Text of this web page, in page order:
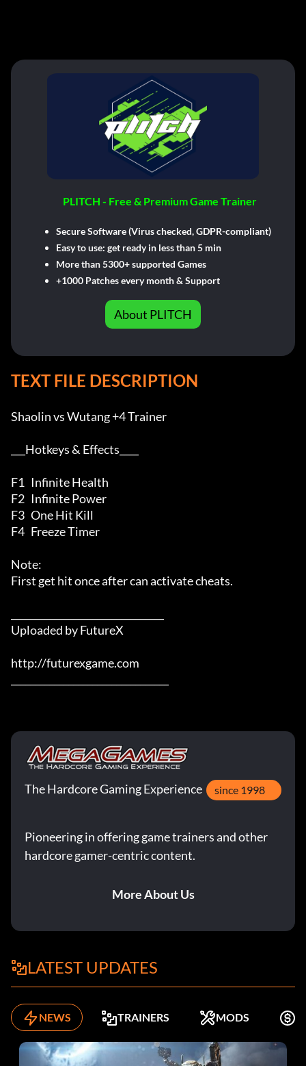
PLITCH - Free & Premium Game Trainer
Secure Software (Virus checked, GDPR-compliant)
Easy to use: get ready in less than 5 min
More than 5300+ supported Games
+1000 Patches every month & Support
About PLITCH
TEXT FILE DESCRIPTION
Shaolin vs Wutang +4 Trainer
___Hotkeys & Effects____
F1   Infinite Health
F2   Infinite Power
F3   One Hit Kill
F4   Freeze Timer
Note:
First get hit once after can activate cheats.
Uploaded by FutureX
http://futurexgame.com
The Hardcore Gaming Experience since 1998
Pioneering in offering game trainers and other
hardcore gamer-centric content.
More About Us
LATEST UPDATES
NEWS TRAINERS MODS